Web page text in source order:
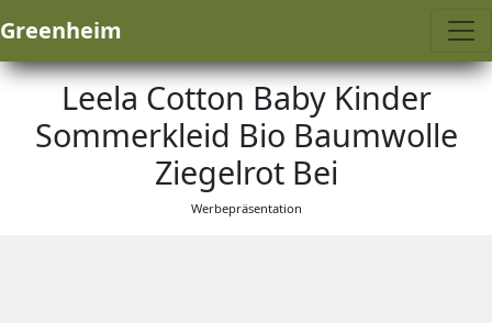
Greenheim
Leela Cotton Baby Kinder
Sommerkleid Bio Baumwolle
Ziegelrot Bei
Werbepräsentation